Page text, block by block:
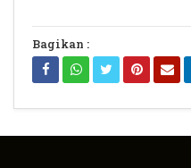
Bagikan :